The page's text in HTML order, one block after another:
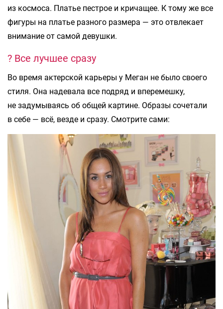
из космоса. Платье пестрое и кричащее. К тому же все
фигуры на платье разного размера — это отвлекает
внимание от самой девушки.
? Все лучшее сразу
Во время актерской карьеры у Меган не было своего
стиля. Она надевала все подряд и вперемешку,
не задумываясь об общей картине. Образы сочетали
в себе — всё, везде и сразу. Смотрите сами: